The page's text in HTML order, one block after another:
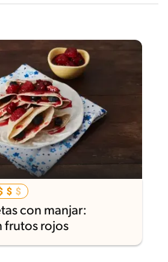
con manjar:
frutos rojos